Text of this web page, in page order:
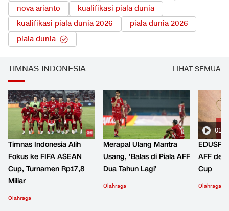
nova arianto
kualifikasi piala dunia
kualifikasi piala dunia 2026
piala dunia 2026
piala dunia
TIMNAS INDONESIA LIHAT SEMUA
Timnas Indonesia Alih
Fokus ke FIFA ASEAN
Cup, Turnamen Rp17,8
Miliar
Olahraga
Merapal Ulang Mantra
Usang, 'Balas di Piala AFF
Dua Tahun Lagi'
Olahraga
AFF
Cup
Olahraga